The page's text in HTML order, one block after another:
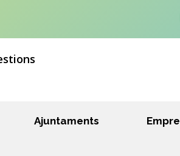
Ajuntaments